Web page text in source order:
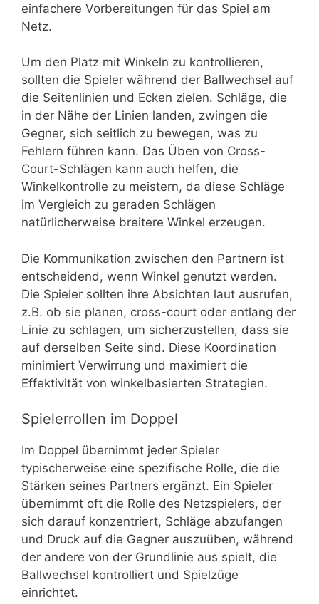
einfachere Vorbereitungen für das Spiel am
Netz.
Um den Platz mit Winkeln zu kontrollieren,
sollten die Spieler während der Ballwechsel auf
die Seitenlinien und Ecken zielen. Schläge, die
in der Nähe der Linien landen, zwingen die
Gegner, sich seitlich zu bewegen, was zu
Fehlern führen kann. Das Üben von Cross-
Court-Schlägen kann auch helfen, die
Winkelkontrolle zu meistern, da diese Schläge
im Vergleich zu geraden Schlägen
natürlicherweise breitere Winkel erzeugen.
Die Kommunikation zwischen den Partnern ist
entscheidend, wenn Winkel genutzt werden.
Die Spieler sollten ihre Absichten laut ausrufen,
z.B. ob sie planen, cross-court oder entlang der
Linie zu schlagen, um sicherzustellen, dass sie
auf derselben Seite sind. Diese Koordination
minimiert Verwirrung und maximiert die
Effektivität von winkelbasierten Strategien.
Spielerrollen im Doppel
Im Doppel übernimmt jeder Spieler
typischerweise eine spezifische Rolle, die die
Stärken seines Partners ergänzt. Ein Spieler
übernimmt oft die Rolle des Netzspielers, der
sich darauf konzentriert, Schläge abzufangen
und Druck auf die Gegner auszuüben, während
der andere von der Grundlinie aus spielt, die
Ballwechsel kontrolliert und Spielzüge
einrichtet.